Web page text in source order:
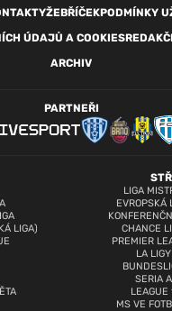
ŽEBŘÍČEKPODMÍNKY
ÚDAJŮ A COOKIES
ARCHIV
LIGA)
LIGA
EVROPSKÁ
CHANCE
PREMIER
LA
SERIA
LEAGUE
MS VE
PARTNEŘI